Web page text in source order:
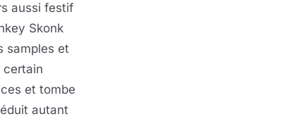
aussi festif
Skonk
samples et
certain
et tombe
autant